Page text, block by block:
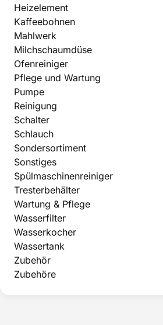
Heizelement
Kaffeebohnen
Mahlwerk
Milchschaumdüse
Ofenreiniger
Pflege und Wartung
Pumpe
Reinigung
Schalter
Schlauch
Sondersortiment
Sonstiges
Spülmaschinenreiniger
Tresterbehälter
Wartung & Pflege
Wasserfilter
Wasserkocher
Wassertank
Zubehör
Zubehöre